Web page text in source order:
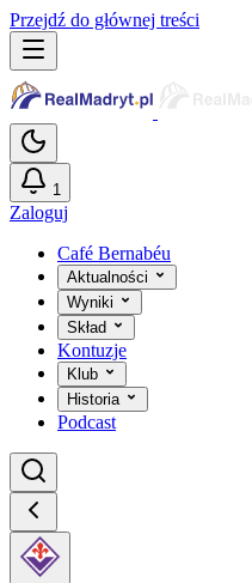
Przejdź do głównej treści
1
Zaloguj
Café Bernabéu
Aktualności
Wyniki
Skład
Kontuzje
Klub
Historia
Podcast